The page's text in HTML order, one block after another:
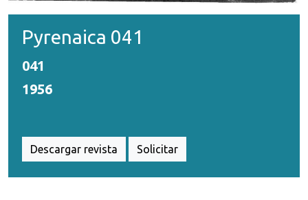
Pyrenaica 041
041
1956
Descargar revista Solicitar